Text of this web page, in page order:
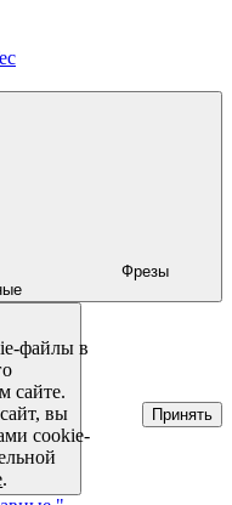
Фрезы
файлы в
сайте.
вы
cookie-
.
Принять